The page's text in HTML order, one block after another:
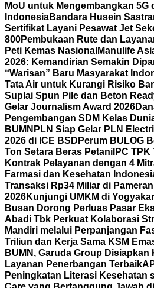
MoU untuk Mengembangkan 5G
IndonesiaBandara Husein
Sertifikat Layani Pesawat Jet
800Pembukaan Rute dan
Peti Kemas Nasional Manulife
2026: Kemandirian Semakin
“Warisan” Baru Masyarakat
Tata Air untuk Kurangi Risiko
Suplai Spun Pile dan Beton
Gelar Journalism Award 2026
Pengembangan SDM Kelas
BUMN PLN Siap Gelar PLN
2026 di ICE BSD Perum BULOG
Ton Setara Beras Petani IPC
Kontrak Pelayanan dengan 4
Farmasi dan Kesehatan
Transaksi Rp34 Miliar di
2026Kunjungi UMKM di
Busan Dorong Perluas Pasar
Abadi Tbk Perkuat Kolaborasi
Mandiri melalui Perpanjangan
Triliun dan Kerja Sama KSM
BUMN, Garuda Group Disiapkan
Layanan Penerbangan Terbaik
Peningkatan Literasi Kesehatan